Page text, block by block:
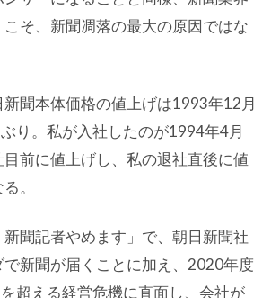
そ、新聞凋落の最大の原因ではな
聞本体価格の値上げは1993年12月
り。私が入社したのが1994年4月
前に値上げし、私の退社直後に値
。
聞記者やめます」で、朝日新聞社
で新聞が届くことに加え、2020年度
超える経営危機に直面し、会社が